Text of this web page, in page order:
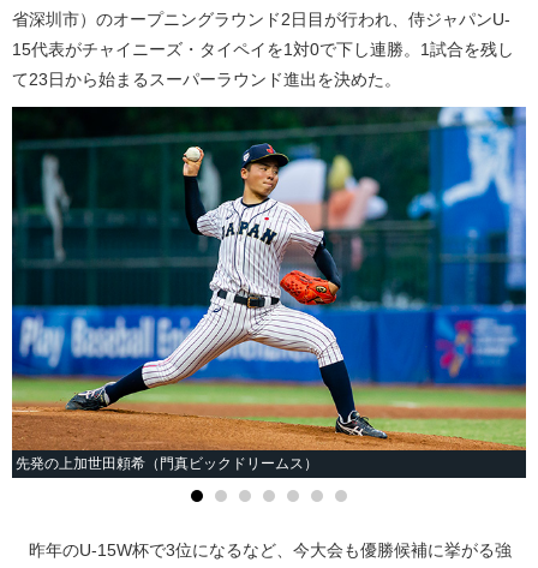
省深圳市）のオープニングラウンド2日目が行われ、侍ジャパンU-
15代表がチャイニーズ・タイペイを1対0で下し連勝。1試合を残し
て23日から始まるスーパーラウンド進出を決めた。
先発の上加世田頼希（門真ビックドリームス）
昨年のU-15W杯で3位になるなど、今大会も優勝候補に挙がる強